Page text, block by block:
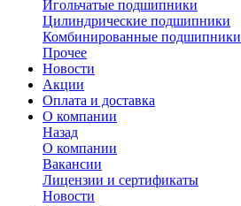
Игольчатые подшипники
Цилиндрические подшипники
Комбинированные подшипники
Прочее
Новости
Акции
Оплата и доставка
О компании
Назад
О компании
Вакансии
Лицензии и сертификаты
Новости